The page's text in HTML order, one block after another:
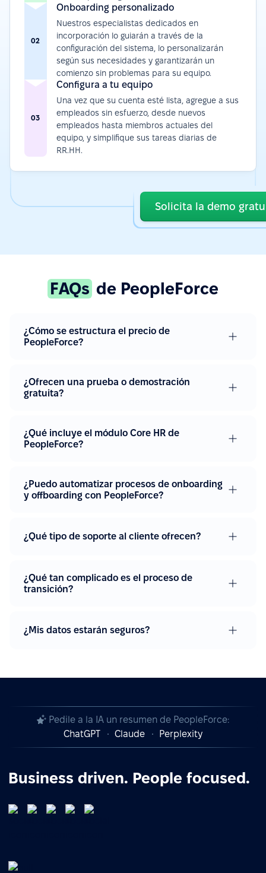
02
Onboarding personalizado
Nuestros especialistas dedicados en
incorporación lo guiarán a través de la
configuración del sistema, lo personalizarán
según sus necesidades y garantizarán un
comienzo sin problemas para su equipo.
03
Configura a tu equipo
Una vez que su cuenta esté lista, agregue a sus
empleados sin esfuerzo, desde nuevos
empleados hasta miembros actuales del
equipo, y simplifique sus tareas diarias de
RR.HH.
Solicita la demo
FAQs de PeopleForce
¿Cómo se estructura el precio de
PeopleForce?
¿Ofrecen una prueba o demostración
gratuita?
¿Qué incluye el módulo Core HR de
PeopleForce?
¿Puedo automatizar procesos de onboarding
y offboarding con PeopleForce?
¿Qué tipo de soporte al cliente ofrecen?
¿Qué tan complicado es el proceso de
transición?
¿Mis datos estarán seguros?
Pedile a la IA un resumen de PeopleForce:
ChatGPT
Claude Perplexity
Business driven. People focused.